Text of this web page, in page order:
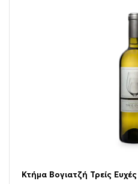
Κτήμα Βογιατζή Τρείς